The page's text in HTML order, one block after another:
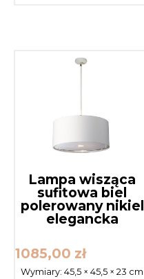
Lampa wisząca
sufitowa biel
polerowany nikiel
elegancka
1085,00 zł
Wymiary:45,5 × 45,5 × 23 cm